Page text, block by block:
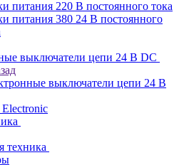
питания 220 В постоянного тока
питания 380 24 В постоянного
выключатели цепи 24 В DC
выключатели цепи 24 В
техника